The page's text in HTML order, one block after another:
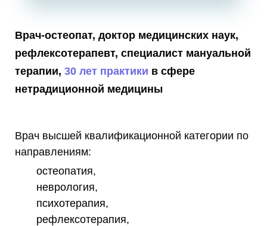
Врач-остеопат, доктор медицинских наук,
рефлексотерапевт, специалист мануальной
терапии, 30 лет практики в сфере
нетрадиционной медицины
Врач высшей квалификационной категории по
направлениям:
остеопатия,
неврология,
психотерапия,
рефлексотерапия,